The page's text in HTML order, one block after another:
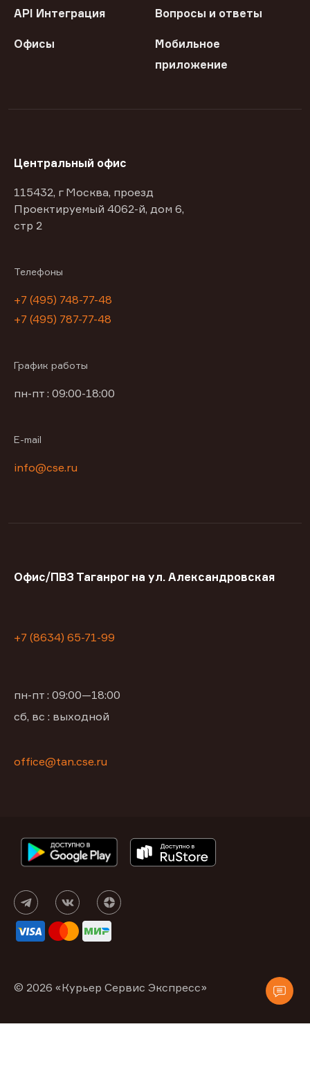
API Интеграция Вопросы и ответы
Офисы
Мобильное
приложение
Центральный офис
115432, г Москва, проезд
Проектируемый 4062-й, дом 6,
стр 2
Телефоны
+7 (495) 748-77-48
+7 (495) 787-77-48
График работы
пн-пт : 09:00-18:00
E-mail
info@cse.ru
Офис/ПВЗ Таганрог на ул. Александровская
+7 (8634) 65-71-99
пн-пт : 09:00—18:00
сб, вс : выходной
office@tan.cse.ru
© 2026 «Курьер Сервис Экспресс»